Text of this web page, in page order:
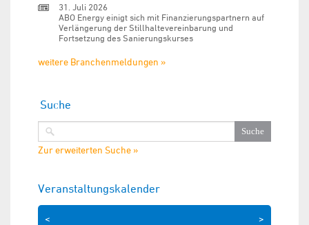
31. Juli 2026
ABO Energy einigt sich mit Finanzierungspartnern auf
Verlängerung der Stillhaltevereinbarung und
Fortsetzung des Sanierungskurses
weitere Branchenmeldungen »
Suche
Zur erweiterten Suche »
Veranstaltungskalender
>
<